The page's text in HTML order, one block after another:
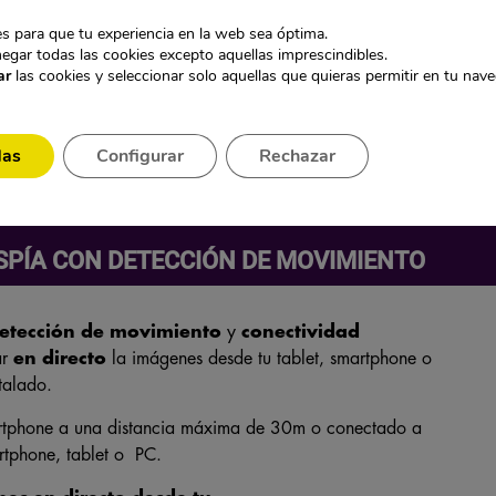
precio
original
era:
precio
actual
es:
IVA incl.
169,95€.
CON DETECCIÓN DE MOVIMIENTO
de movimiento yconectividad
en directo la imágenes desde tu tablet, smartphone o
a una distancia máxima de 30m o conectado a
tablet o PC.
para que tu experiencia en la web sea óptima.
todas las cookies excepto aquellas imprescindibles.
las cookies y seleccionar solo aquellas que quieras permitir en tu
Rechazar
Configurar